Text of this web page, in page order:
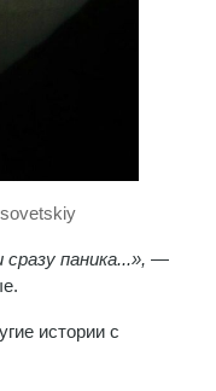
паника...», —
истории с